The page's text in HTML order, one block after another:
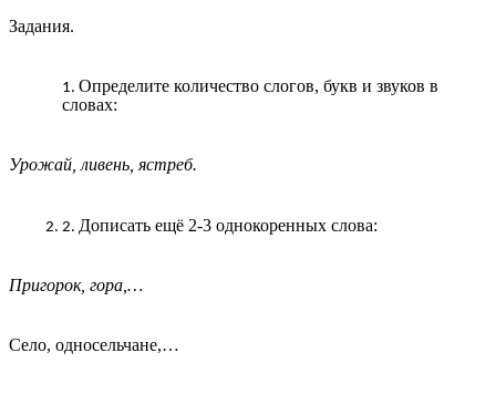
Задания.
Определите количество слогов, букв и звуков в
словах:
Урожай, ливень, ястреб.
Дописать ещё 2-3 однокоренных слова:
Пригорок, гора,…
Село, односельчане,…